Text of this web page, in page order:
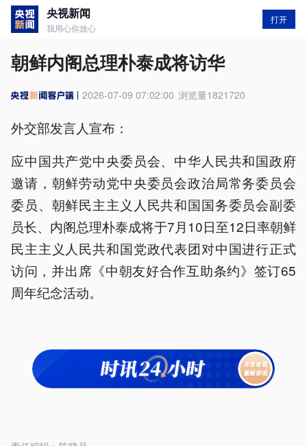
央视新闻
我用心你放心
打开
朝鲜内阁总理朴泰成将访华
2026-07-09 07:02:00 浏览量1821720
外交部发言人宣布：
应中国共产党中央委员会、中华人民共和国政府
邀请，朝鲜劳动党中央委员会政治局常务委员会
委员、朝鲜民主主义人民共和国国务委员会副委
员长、内阁总理朴泰成将于7月10日至12日率朝鲜
民主主义人民共和国党政代表团对中国进行正式
访问，并出席《中朝友好合作互助条约》签订65
周年纪念活动。